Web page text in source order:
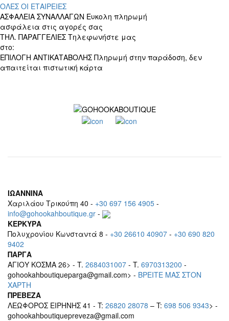
ΟΛΕΣ ΟΙ ΕΤΑΙΡΕΙΕΣ
ΑΣΦΑΛΕΙΑ ΣΥΝΑΛΛΑΓΩΝ Ευκολη πληρωμή
ασφάλεια στις αγορές σας
ΤΗΛ. ΠΑΡΑΓΓΕΛΙΕΣ Τηλεφωνήστε μας
στο:
ΕΠΙΛΟΓΗ ΑΝΤΙΚΑΤΑΒΟΛΗΣ Πληρωμή στην παράδοση, δεν
απαιτείται πιστωτική κάρτα
ΙΩΑΝΝΙΝΑ
Χαριλάου Τρικούπη 40 - +30 697 156 4905 -
info@gohookahboutique.gr -
ΚΕΡΚΥΡΑ
Πολυχρονίου Κωνσταντά 8 - +30 26610 40907 - +30 690 820
9402
ΠΑΡΓΑ
ΑΓΙΟΥ ΚΟΣΜΑ 26> - T. 2684031007 - T. 6970313200 -
gohookahboutiqueparga@gmail.com> - BΡEITE MAΣ ΣΤΟΝ
ΧΑΡΤΗ
ΠΡΕΒΕΖΑ
ΛΕΩΦΟΡΟΣ ΕΙΡΗΝΗΣ 41 - T: 26820 28078 – T: 698 506 9343> -
gohookahboutiquepreveza@gmail.com